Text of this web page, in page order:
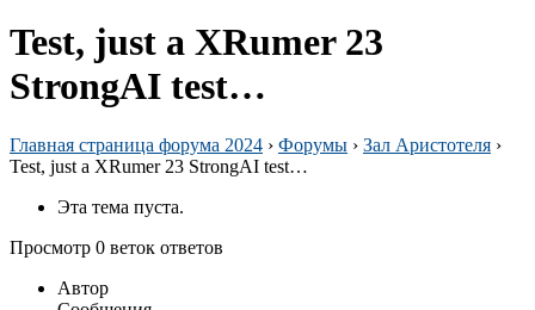
Test, just a XRumer 23
StrongAI test…
Главная страница форума 2024 › Форумы › Зал Аристотеля ›
Test, just a XRumer 23 StrongAI test…
Эта тема пуста.
Просмотр 0 веток ответов
Автор